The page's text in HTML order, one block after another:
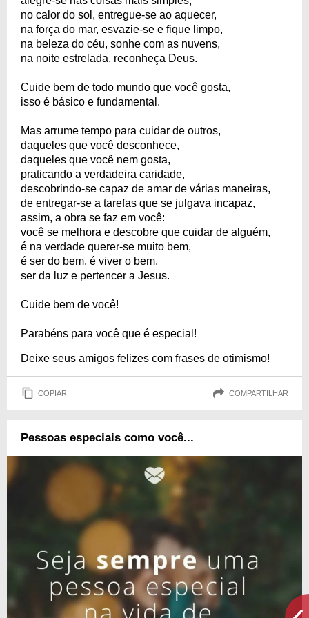
no calor do sol, entregue-se ao aquecer,
na força do mar, esvazie-se e fique limpo,
na beleza do céu, sonhe com as nuvens,
na noite estrelada, reconheça Deus.
Cuide bem de todo mundo que você gosta,
isso é básico e fundamental.
Mas arrume tempo para cuidar de outros,
daqueles que você desconhece,
daqueles que você nem gosta,
praticando a verdadeira caridade,
descobrindo-se capaz de amar de várias maneiras,
de entregar-se a tarefas que se julgava incapaz,
assim, a obra se faz em você:
você se melhora e descobre que cuidar de alguém,
é na verdade querer-se muito bem,
é ser do bem, é viver o bem,
ser da luz e pertencer a Jesus.
Cuide bem de você!
Parabéns para você que é especial!
Deixe seus amigos felizes com frases de otimismo!
COPIAR COMPARTILHAR
Pessoas especiais como você...